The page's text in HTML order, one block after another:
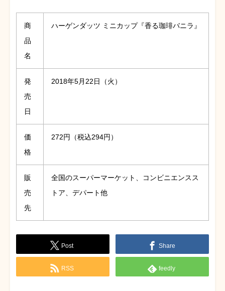
商
品
名
ハーゲンダッツ ミニカップ『香る珈琲バニラ』
発
売
日
2018年5月22日（火）
価
格
272円（税込294円）
販
売
先
全国のスーパーマーケット、コンビニエンスス
トア、デパート他
Post Share
RSS feedly